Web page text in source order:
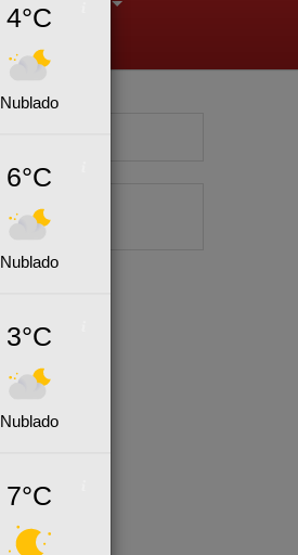
4°C
Nublado
6°C
Nublado
3°C
Nublado
7°C
+